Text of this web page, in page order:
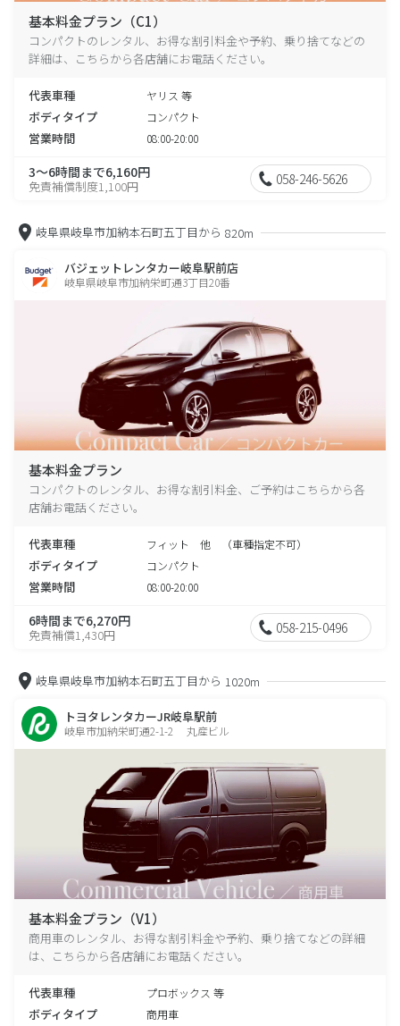
基本料金プラン（C1）
コンパクトのレンタル、お得な割引料金や予約、乗り捨てなどの
詳細は、こちらから各店舗にお電話ください。
代表車種 ヤリス 等
ボディタイプ コンパクト
営業時間 08:00-20:00
3～6時間まで6,160円
免責補償制度1,100円 058-246-5626
岐阜県岐阜市加納本石町五丁目から 820m
バジェットレンタカー岐阜駅前店
岐阜県岐阜市加納栄町通3丁目20番
基本料金プラン
コンパクトのレンタル、お得な割引料金、ご予約はこちらから各
店舗お電話ください。
代表車種 フィット 他 （車種指定不可）
ボディタイプ コンパクト
営業時間 08:00-20:00
6時間まで6,270円
免責補償1,430円 058-215-0496
岐阜県岐阜市加納本石町五丁目から 1020m
トヨタレンタカーJR岐阜駅前
岐阜市加納栄町通2-1-2 丸産ビル
基本料金プラン（V1）
商用車のレンタル、お得な割引料金や予約、乗り捨てなどの詳細
は、こちらから各店舗にお電話ください。
代表車種 プロボックス 等
ボディタイプ 商用車